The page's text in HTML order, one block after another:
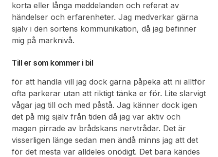
korta eller långa meddelanden och referat av
händelser och erfarenheter. Jag medverkar gärna
själv i den sortens kommunikation, då jag befinner
mig på marknivå.
Till er som kommer i bil
för att handla vill jag dock gärna påpeka att ni alltför
ofta parkerar utan att riktigt tänka er för. Lite slarvigt
vågar jag till och med påstå. Jag känner dock igen
det på mig själv från tiden då jag var aktiv och
magen pirrade av brådskans nervtrådar. Det är
visserligen länge sedan men ändå minns jag att det
för det mesta var alldeles onödigt. Det bara kändes